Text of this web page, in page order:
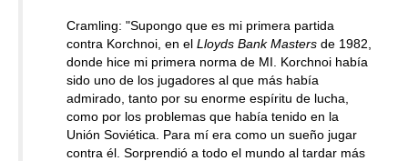
Cramling: "Supongo que es mi primera partida
contra Korchnoi, en el Lloyds Bank Masters de 1982,
donde hice mi primera norma de MI. Korchnoi había
sido uno de los jugadores al que más había
admirado, tanto por su enorme espíritu de lucha,
como por los problemas que había tenido en la
Unión Soviética. Para mí era como un sueño jugar
contra él. Sorprendió a todo el mundo al tardar más